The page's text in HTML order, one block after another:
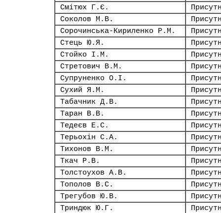
Смітюх Г.Є.
Соколов М.В.
Сорочинська-Кириленко Р.М.
Стець Ю.Я.
Стойко І.М.
Стретович В.М.
Супруненко О.І.
Сухий Я.М.
Табачник Д.В.
Таран В.В.
Тедеєв Е.С.
Терьохін С.А.
Тихонов В.М.
Ткач Р.В.
Толстоухов А.В.
Тополов В.С.
Трегубов Ю.В.
Триндюк Ю.Г.